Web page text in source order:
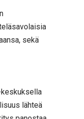
sekä
keskuksella
lähteä